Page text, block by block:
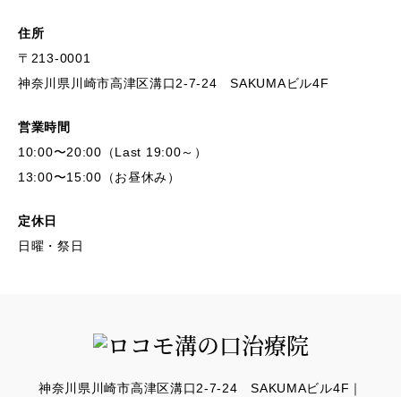
住所
〒213-0001
神奈川県川崎市高津区溝口2-7-24 SAKUMAビル4F
営業時間
10:00〜20:00（Last 19:00～）
13:00〜15:00（お昼休み）
定休日
日曜・祭日
神奈川県川崎市高津区溝口2-7-24 SAKUMAビル4F｜